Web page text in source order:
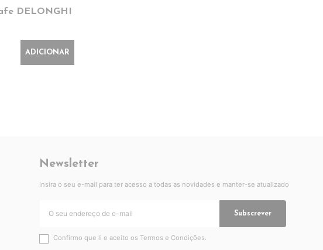
DELONGHI
ADICIONAR
Newsletter
Insira o seu e-mail para ter acesso a todas as novidades e manter-se atualizado
Subscrever
Confirmo que li e aceito os Termos e Condições.